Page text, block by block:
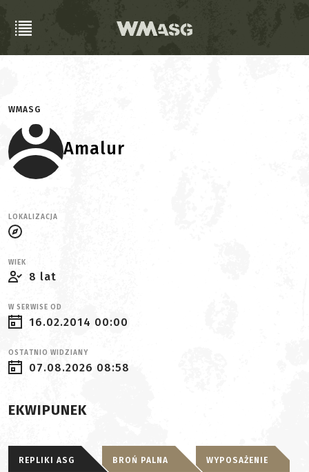
WMASG
Amalur
LOKALIZACJA
WIEK
8 lat
W SERWISE OD
16.02.2014 00:00
OSTATNIO WIDZIANY
07.08.2026 08:58
EKWIPUNEK
REPLIKI ASG BROŃ PALNA WYPOSAŻENIE